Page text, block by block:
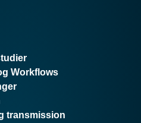
Workflows
transmission